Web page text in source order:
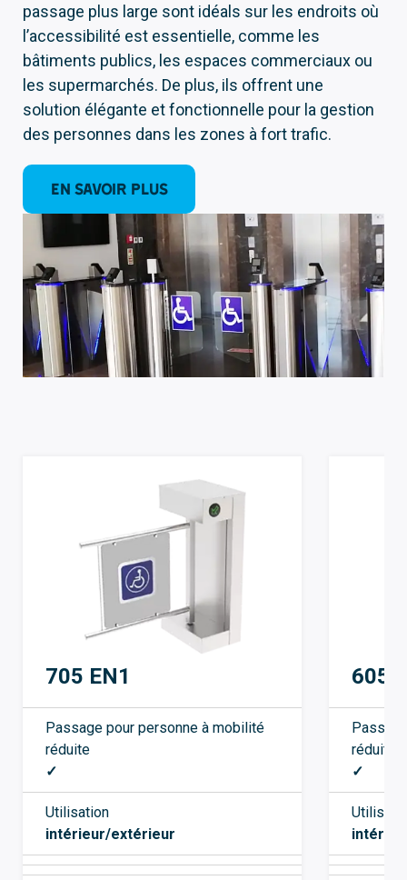
passage plus large sont idéals sur les endroits où
l’accessibilité est essentielle, comme les
bâtiments publics, les espaces commerciaux ou
les supermarchés. De plus, ils offrent une
solution élégante et fonctionnelle pour la gestion
des personnes dans les zones à fort trafic.
En savoir plus
705 EN1
Passage pour personne à mobilité
réduite
✓
Utilisation
intérieur/extérieur
605
réduite
✓